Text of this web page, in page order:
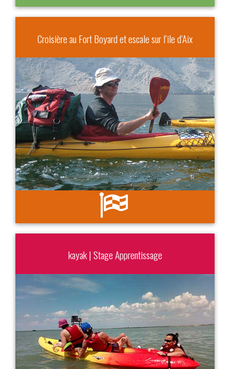
Croisière au Fort Boyard et escale sur l’ile d’Aix
kayak | Stage Apprentissage